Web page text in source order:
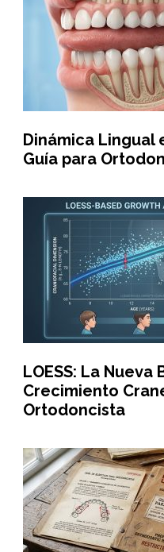
Dinámica Lingual
Guía para
LOESS: La Nueva
Crecimiento
Ortodoncista